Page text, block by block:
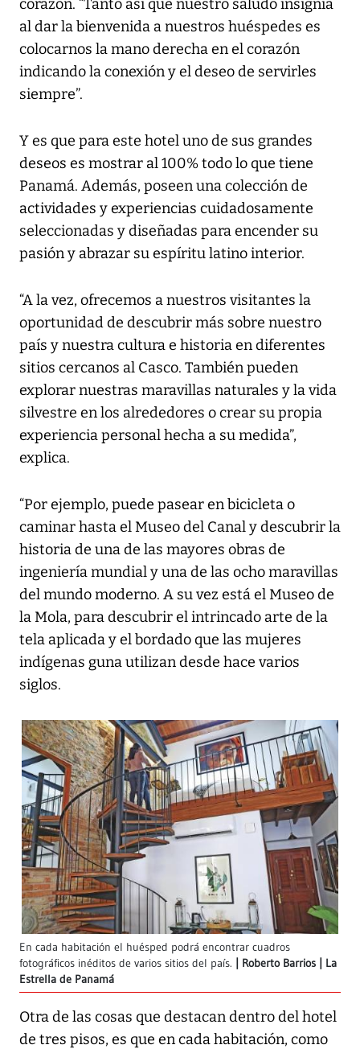
corazón. “Tanto así que nuestro saludo insignia
al dar la bienvenida a nuestros huéspedes es
colocarnos la mano derecha en el corazón
indicando la conexión y el deseo de servirles
siempre”.
Y es que para este hotel uno de sus grandes
deseos es mostrar al 100% todo lo que tiene
Panamá. Además, poseen una colección de
actividades y experiencias cuidadosamente
seleccionadas y diseñadas para encender su
pasión y abrazar su espíritu latino interior.
“A la vez, ofrecemos a nuestros visitantes la
oportunidad de descubrir más sobre nuestro
país y nuestra cultura e historia en diferentes
sitios cercanos al Casco. También pueden
explorar nuestras maravillas naturales y la vida
silvestre en los alrededores o crear su propia
experiencia personal hecha a su medida”,
explica.
“Por ejemplo, puede pasear en bicicleta o
caminar hasta el Museo del Canal y descubrir la
historia de una de las mayores obras de
ingeniería mundial y una de las ocho maravillas
del mundo moderno. A su vez está el Museo de
la Mola, para descubrir el intrincado arte de la
tela aplicada y el bordado que las mujeres
indígenas guna utilizan desde hace varios
siglos.
En cada habitación el huésped podrá encontrar cuadros
fotográficos inéditos de varios sitios del país.
Roberto Barrios | La
Estrella de Panamá
Otra de las cosas que destacan dentro del hotel
de tres pisos, es que en cada habitación, como